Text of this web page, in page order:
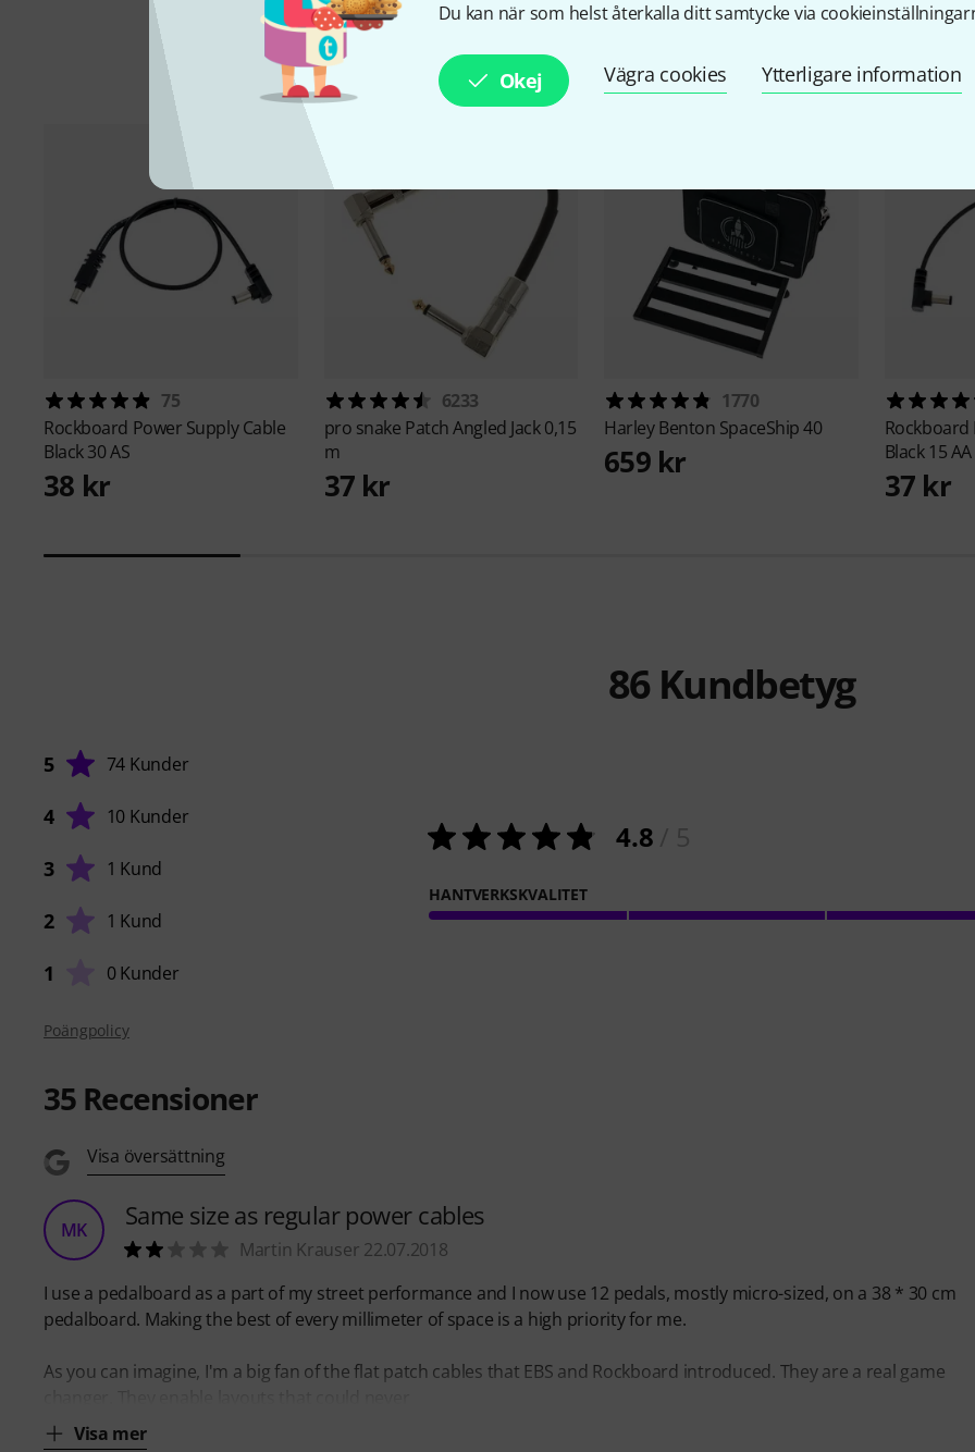
Du kan när som helst återkalla ditt samtycke via
Okej Vägra cookies Ytterligare information
Tillbehör & matchande
75
Rockboard Power Supply Cable
Black 30 AS
38 kr
6233
pro snake Patch Angled Jack 0,15
m
37 kr
1770
Harley Benton SpaceShip 40
659 kr
Rockboard
Black 15 AA
37 kr
86Kundbetyg
5 74 Kunder
4 10 Kunder
3 1 Kund
2 1 Kund
1 0 Kunder
4.8
HANTVERKSKVALITET
Poängpolicy
35 Recensioner
Visa översättning
MK Same size as regular power cables
Martin Krauser 22.07.2018
I use a pedalboard as a part of my street performance and I now use 12 pedals, mostly micro-sized, on a 38 * 30 cm
pedalboard. Making the best of every millimeter of space is a high priority for me.
As you can imagine, I'm a big fan of the flat patch cables that EBS and Rockboard introduced. They are a real game
Visa mer